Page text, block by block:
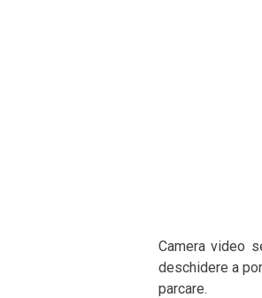
Camera video
deschidere a
parcare.